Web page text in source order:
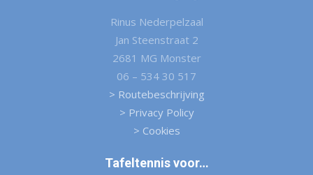
Rinus Nederpelzaal
Jan Steenstraat 2
2681 MG Monster
06 – 534 30 517
> Routebeschrijving
> Privacy Policy
> Cookies
Tafeltennis voor…